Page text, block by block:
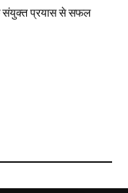
संयुक्त प्रयास से सफल